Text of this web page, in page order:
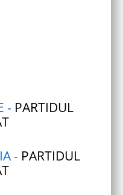
- PARTIDUL
- PARTIDUL